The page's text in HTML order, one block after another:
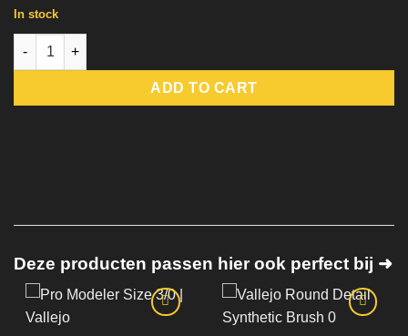
In stock
72.006 Sun Yellow Vallejo Game Color quantity
ADD TO CART
Deze producten passen hier ook perfect bij ➜